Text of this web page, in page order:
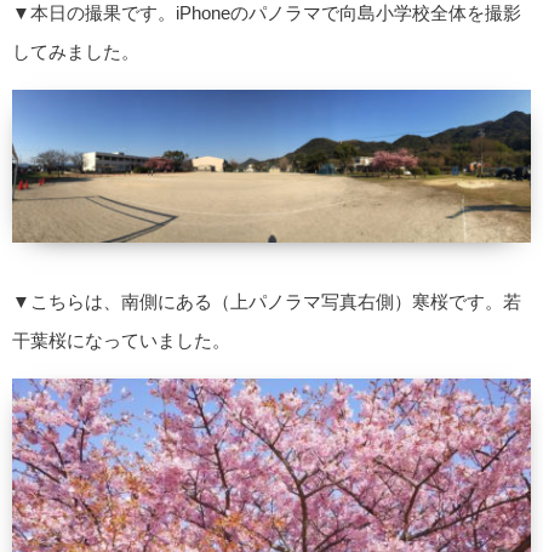
▼本日の撮果です。iPhoneのパノラマで向島小学校全体を撮影
してみました。
▼こちらは、南側にある（上パノラマ写真右側）寒桜です。若
干葉桜になっていました。